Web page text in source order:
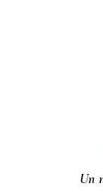
Un